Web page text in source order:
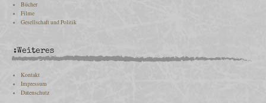
Bücher
Filme
Gesellschaft und Politik
:Weiteres
Kontakt
Impressum
Datenschutz